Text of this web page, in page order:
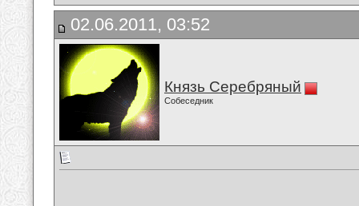
02.06.2011, 03:52
Князь Серебряный
Собеседник